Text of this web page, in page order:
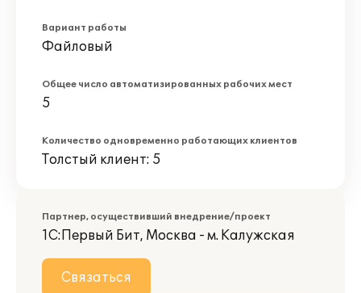
Вариант работы
Файловый
Общее число автоматизированных рабочих мест
5
Количество одновременно работающих клиентов
Толстый клиент: 5
Партнер, осуществивший внедрение/проект
1С:Первый Бит, Москва - м. Калужская
Связаться